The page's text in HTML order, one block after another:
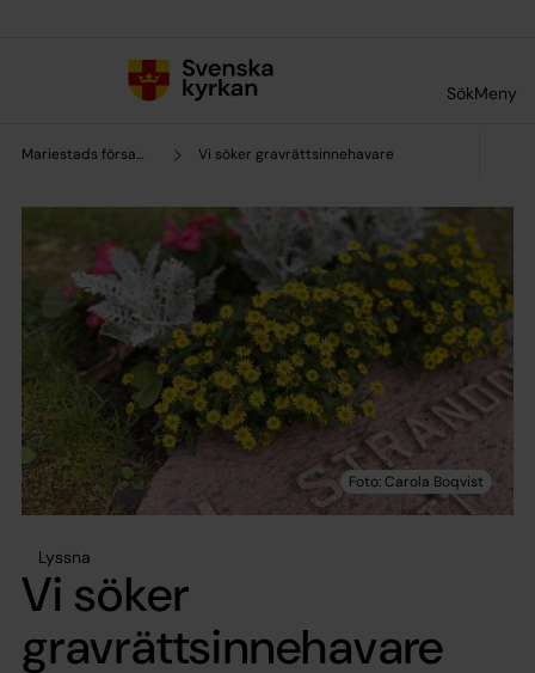
SökMeny
Mariestads församling Vi söker gravrättsinnehavare
Lyssna
Vi söker
gravrättsinnehavare